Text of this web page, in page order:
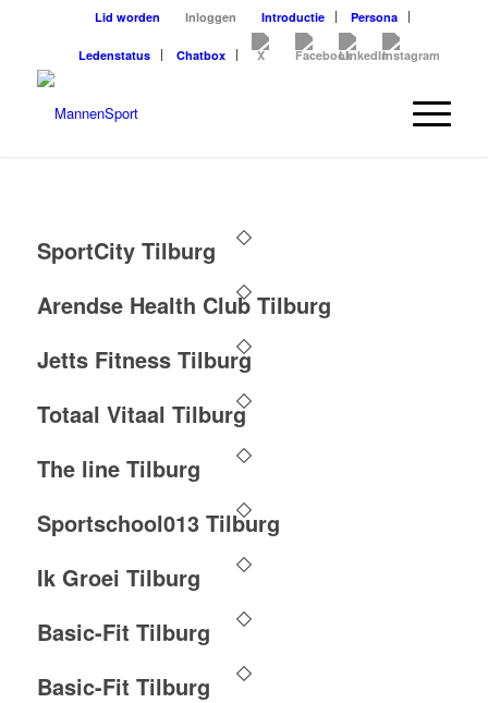
Lid worden Inloggen Introductie Persona
Ledenstatus Chatbox
SportCity Tilburg
Arendse Health Club Tilburg
Jetts Fitness Tilburg
Totaal Vitaal Tilburg
The line Tilburg
Sportschool013 Tilburg
Ik Groei Tilburg
Basic-Fit Tilburg
Basic-Fit Tilburg